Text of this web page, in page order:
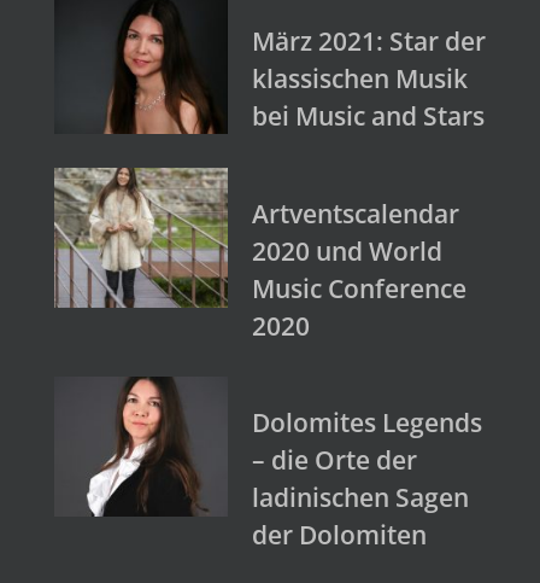
März 2021: Star der
klassischen Musik
bei Music and Stars
Artventscalendar
2020 und World
Music Conference
2020
Dolomites Legends
– die Orte der
ladinischen Sagen
der Dolomiten